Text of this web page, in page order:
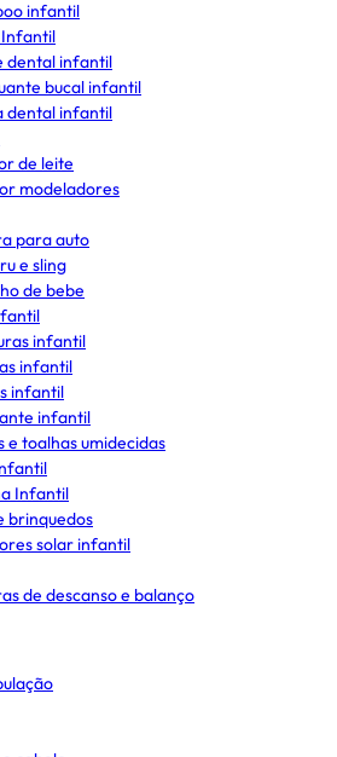
infantil
Infantil
dental infantil
bucal infantil
dental infantil
de leite
modeladores
para auto
e sling
de bebe
infantil
infantil
infantil
infantil
e toalhas umidecidas
Infantil
brinquedos
solar infantil
de descanso e balanço